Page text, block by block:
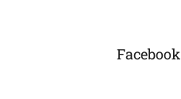
Facebook